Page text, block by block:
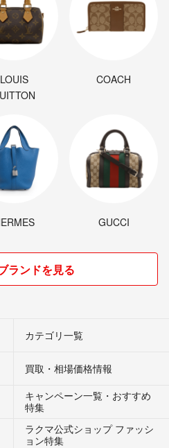
LOUIS
COACH
GUCCI
ランドを見る
カテゴリ一覧
買取・相場価格情報
キャンペーン一覧・おすすめ
特集
ラクマ公式ショップ ファッシ
ョン特集